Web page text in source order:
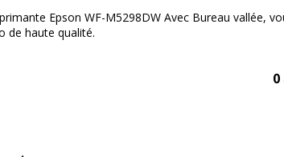
Epson WF-M5298DW Avec Bureau vallée,
de haute qualité.
0